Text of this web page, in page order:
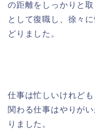
の距離をしっかりと
として復職し、徐々
どりました。
仕事は忙しいけれど
関わる仕事はやりが
りました。